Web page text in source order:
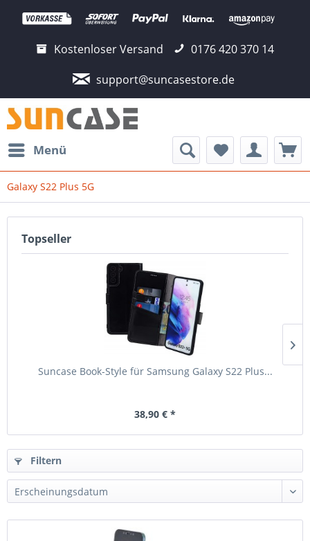
Kostenloser Versand
0176 420 370 14
support@suncasestore.de
Menü
Galaxy S22 Plus 5G
Topseller
Suncase Book-Style für Samsung Galaxy S22 Plus...
38,90 € *
Filtern